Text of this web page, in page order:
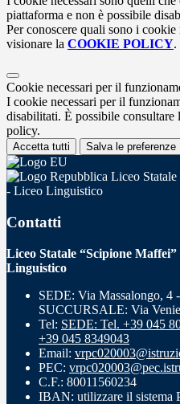
piattaforma e non è possibile
Per conoscere quali sono i
visionare la COOKIE POLICY.
Cookie necessari per il
I cookie necessari per il
disabilitati. È possibile
policy.
Accetta tutti Salva le preferenze
Liceo
- Liceo Linguistico
Contatti
Liceo Statale “Scipione
Linguistico
SEDE: Via Massalongo, 4
SUCCURSALE: Via
Tel: SEDE: Tel. +39 045
+39 045 8349043
Email:
PEC:
C.F.: 80011560234
IBAN: utilizzare il sistema